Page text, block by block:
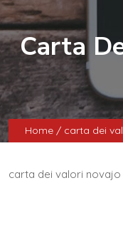
Carta
Home / carta dei
carta dei valori novajo